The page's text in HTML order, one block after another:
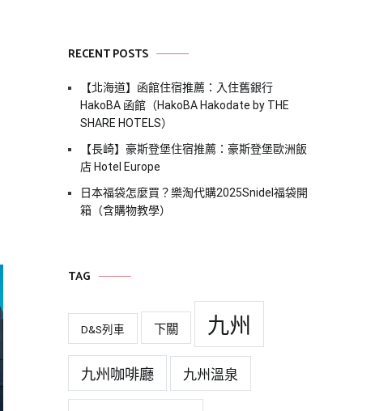
RECENT POSTS
【北海道】函館住宿推薦：入住舊銀行
HakoBA 函館（HakoBA Hakodate by THE
SHARE HOTELS）
【長崎】豪斯登堡住宿推薦：豪斯登堡歐洲飯
店 Hotel Europe
日本福袋怎麼買？樂淘代購2025Snidel福袋開
箱（含購物教學）
TAG
D&S列車 下關 九州
九州咖啡廳 九州溫泉